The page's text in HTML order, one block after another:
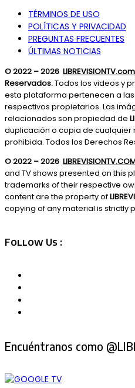
TÉRMINOS DE USO
POLÍTICAS Y PRIVACIDAD
PREGUNTAS FRECUENTES
ÚLTIMAS NOTICIAS
© 2022 – 2026 LIBREVISIONTV.com
Reservados.Todos los videos y
esta plataforma pertenecen a
respectivos propietarios. Las
relacionados son propiedad de
duplicación o copia de
prohibida. Todos los Derechos
© 2022 – 2026
and TV shows presented on this
trademarks of their respective
content are the property of
copying of any material is strictly
Follow Us :
Encuéntranos como